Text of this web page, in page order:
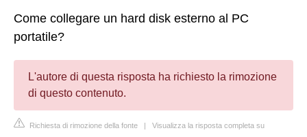
Come collegare un hard disk esterno al PC
portatile?
L'autore di questa risposta ha richiesto la rimozione
di questo contenuto.
Richiesta di rimozione della fonte | Visualizza la risposta completa su